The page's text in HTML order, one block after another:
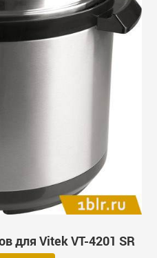
для Vitek VT-4201 SR